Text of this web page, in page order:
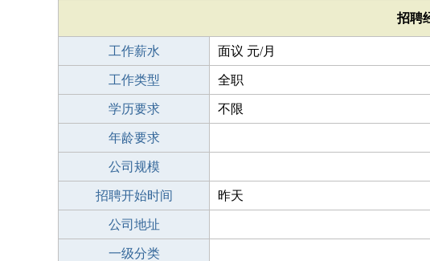
招聘
工作薪水 面议 元/月
工作类型 全职
学历要求 不限
年龄要求
公司规模
招聘开始时间 昨天
公司地址
一级分类